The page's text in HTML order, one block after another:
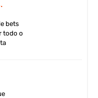
bets
todo o